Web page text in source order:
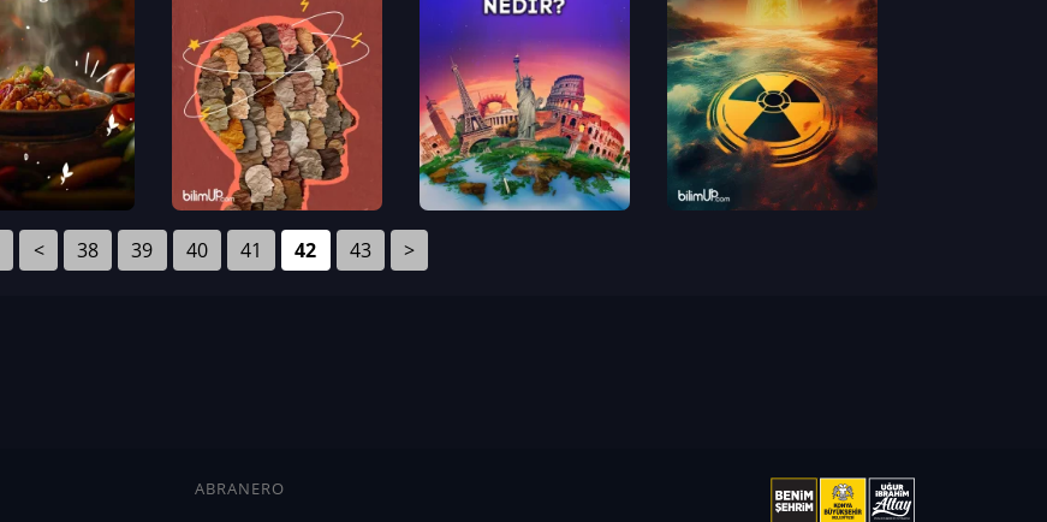
< 38 39 40 41 42 43 >
ABRANERO